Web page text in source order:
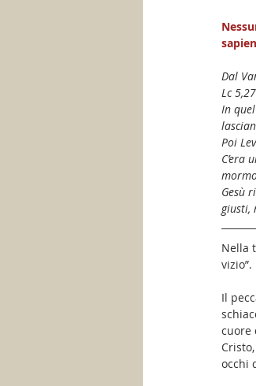
Dal
Lc
In
Poi
C’era
Gesù
giusti,
Nella
Il
cuore
occhi